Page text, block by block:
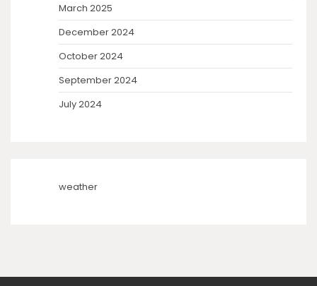
March 2025
December 2024
October 2024
September 2024
July 2024
weather